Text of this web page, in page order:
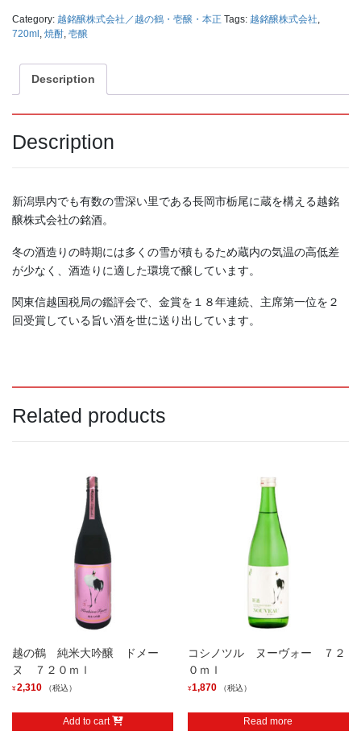
Category: 越銘醸株式会社／越の鶴・壱醸・本正 Tags: 越銘醸株式会社,
720ml , 焼酎, 壱醸
Description
Description
新潟県内でも有数の雪深い里である長岡市栃尾に蔵を構える越銘
醸株式会社の銘酒。
冬の酒造りの時期には多くの雪が積もるため蔵内の気温の高低差
が少なく、酒造りに適した環境で醸しています。
関東信越国税局の鑑評会で、金賞を１８年連続、主席第一位を２
回受賞している旨い酒を世に送り出しています。
Related products
越の鶴 純米大吟醸 ドメー
ヌ ７２０ｍｌ
¥2,310 （税込）
Add to cart
コシノツル ヌーヴォー ７２
０ｍｌ
¥1,870 （税込）
Read more
¥1,870 （税込） ¥ 2,636 （税込）
本正 純米吟醸 中取り生
酒 ７２０ｍｌ
1,925 （税込）
ゆきのまゆ 純米吟醸 生
Search